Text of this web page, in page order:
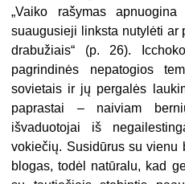
„Vaiko rašymas
suaugusieji linksta nutylėti ar
drabužiais“ (p. 26).
pagrindinės nepatogios
sovietais ir jų pergalės
paprastai – naiviam
išvaduotojai iš
vokiečių. Susidūrus su vienu
blogas, todėl natūralu, kad